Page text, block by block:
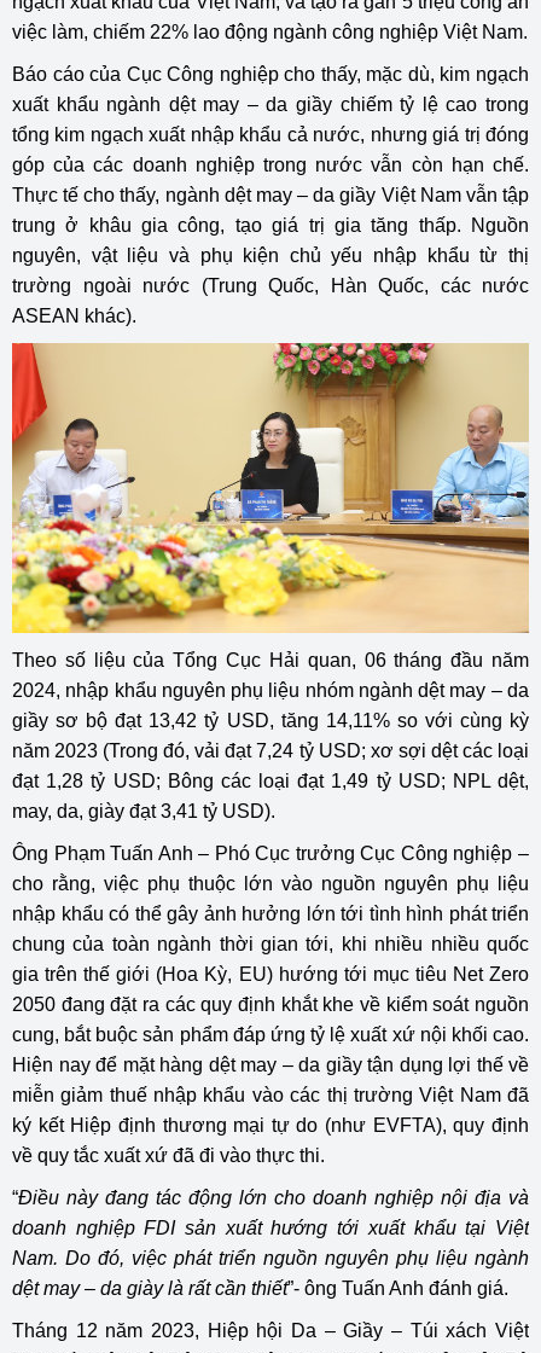
việc làm, chiếm 22% lao động ngành công nghiệp Việt Nam.
Báo cáo của Cục Công nghiệp cho thấy, mặc dù, kim ngạch
xuất khẩu ngành dệt may – da giầy chiếm tỷ lệ cao trong
tổng kim ngạch xuất nhập khẩu cả nước, nhưng giá trị đóng
góp của các doanh nghiệp trong nước vẫn còn hạn chế.
Thực tế cho thấy, ngành dệt may – da giầy Việt Nam vẫn tập
trung ở khâu gia công, tạo giá trị gia tăng thấp. Nguồn
nguyên, vật liệu và phụ kiện chủ yếu nhập khẩu từ thị
trường ngoài nước (Trung Quốc, Hàn Quốc, các nước
ASEAN khác).
Theo số liệu của Tổng Cục Hải quan, 06 tháng đầu năm
2024, nhập khẩu nguyên phụ liệu nhóm ngành dệt may – da
giầy sơ bộ đạt 13,42 tỷ USD, tăng 14,11% so với cùng kỳ
năm 2023 (Trong đó, vải đạt 7,24 tỷ USD; xơ sợi dệt các loại
đạt 1,28 tỷ USD; Bông các loại đạt 1,49 tỷ USD; NPL dệt,
may, da, giày đạt 3,41 tỷ USD).
Ông Phạm Tuấn Anh – Phó Cục trưởng Cục Công nghiệp –
cho rằng, việc phụ thuộc lớn vào nguồn nguyên phụ liệu
nhập khẩu có thể gây ảnh hưởng lớn tới tình hình phát triển
chung của toàn ngành thời gian tới, khi nhiều nhiều quốc
gia trên thế giới (Hoa Kỳ, EU) hướng tới mục tiêu Net Zero
2050 đang đặt ra các quy định khắt khe về kiểm soát nguồn
cung, bắt buộc sản phẩm đáp ứng tỷ lệ xuất xứ nội khối cao.
Hiện nay để mặt hàng dệt may – da giầy tận dụng lợi thế về
miễn giảm thuế nhập khẩu vào các thị trường Việt Nam đã
ký kết Hiệp định thương mại tự do (như EVFTA), quy định
về quy tắc xuất xứ đã đi vào thực thi.
“Điều này đang tác động lớn cho doanh nghiệp nội địa và
doanh nghiệp FDI sản xuất hướng tới xuất khẩu tại Việt
Nam. Do đó, việc phát triển nguồn nguyên phụ liệu ngành
dệt may – da giày là rất cần thiết”- ông Tuấn Anh đánh giá.
Tháng 12 năm 2023, Hiệp hội Da – Giầy – Túi xách Việt